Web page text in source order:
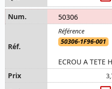
50306
50306-1F96-001
ECROU A TETE